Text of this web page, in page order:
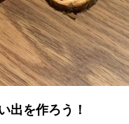
出を作ろう！